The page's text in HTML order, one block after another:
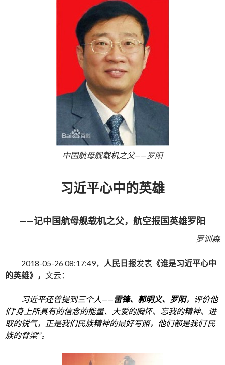
中国航母舰载机之父——罗阳
习近平心中的英雄
——记中国航母舰载机之父，航空报国英雄罗阳
罗训森
2018-05-26 08:17:49， 人民日报发表 《谁是习近平心中
的英雄》， 文云：
习近平还曾提到三个人——雷锋、郭明义、罗阳，评价他
们“身上所具有的信念的能量、大爱的胸怀、忘我的精神、进
取的锐气，正是我们民族精神的最好写照，他们都是我们‘民
族的脊梁’”。